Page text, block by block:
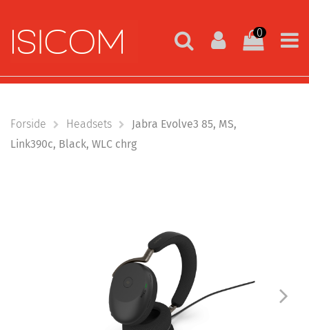
0
Forside Headsets
Jabra Evolve3 85, MS,
Link390c, Black, WLC chrg